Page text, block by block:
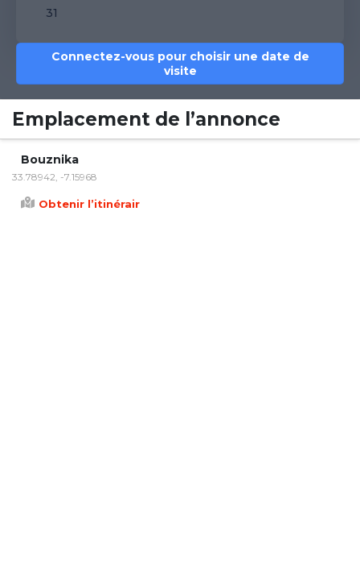
31
Connectez-vous pour choisir une date de
visite
Emplacement de l’annonce
Bouznika
33.78942, -7.15968
Obtenir l’itinérair